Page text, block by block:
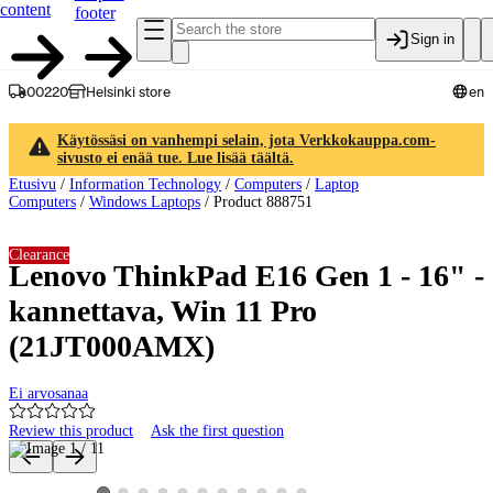
content
footer
Sign in
00220 Helsinki store en
Käytössäsi on vanhempi selain, jota Verkkokauppa.com-
sivusto ei enää tue. Lue lisää täältä.
Etusivu / Information Technology / Computers / Laptop
Computers / Windows Laptops / Product 888751
Lenovo ThinkPad E16 Gen 1 - 16" -
kannettava, Win 11 Pro
(21JT000AMX)
Ei arvosanaa
Review this product Ask the first question
Clearance
Product images and videos